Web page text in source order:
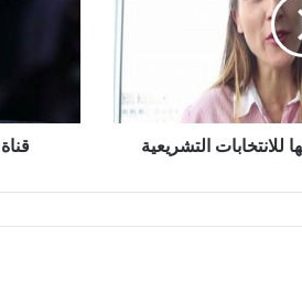
للانتخابات التشريعية